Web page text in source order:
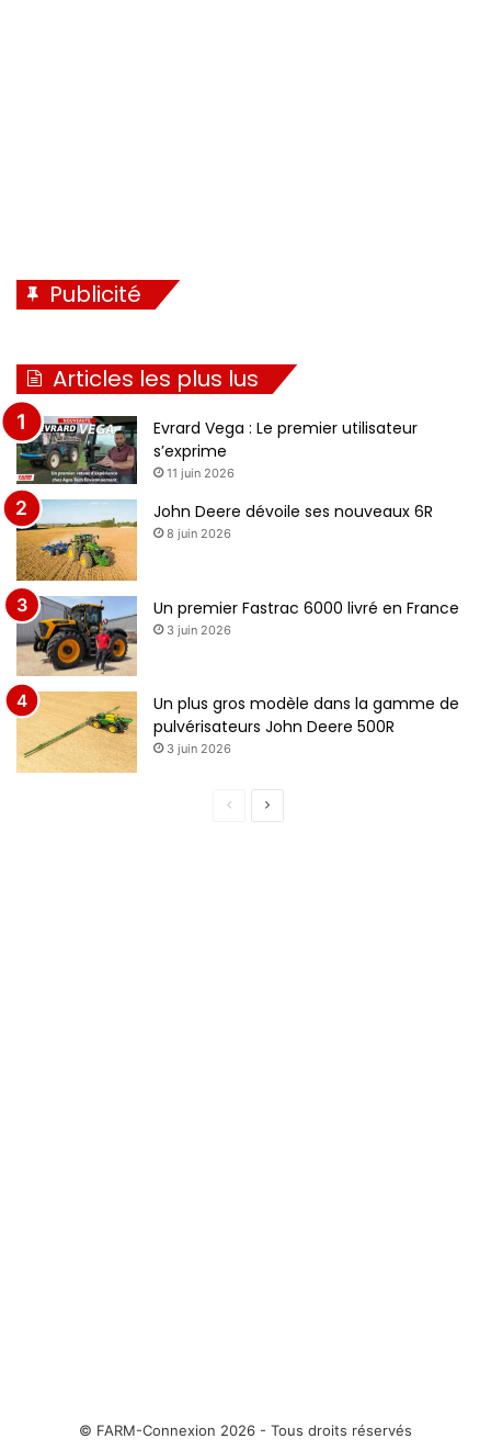
Publicité
Articles les plus lus
Evrard Vega : Le premier utilisateur
s’exprime
11 juin 2026
John Deere dévoile ses nouveaux 6R
8 juin 2026
Un premier Fastrac 6000 livré en France
3 juin 2026
Un plus gros modèle dans la gamme de
pulvérisateurs John Deere 500R
3 juin 2026
Page
Page
© FARM-Connexion 2026 - Tous droits réservés